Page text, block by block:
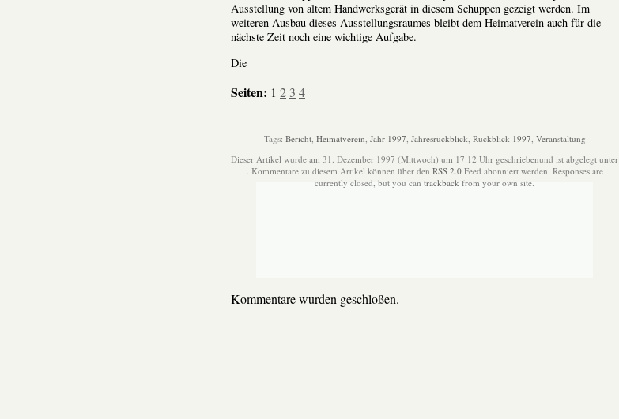
Ausstellung von altem Handwerksgerät in diesem Schuppen gezeigt werden. Im
weiteren Ausbau dieses Ausstellungsraumes bleibt dem Heimatverein auch für die
nächste Zeit noch eine wichtige Aufgabe.
Die
Seiten: 1 2 3 4
Tags: Bericht, Heimatverein Jahr 1997 Jahresrückblick Rückblick 1997 Veranstaltung
Dieser Artikel wurde am 31. Dezember 1997 (Mittwoch) um 17:12 Uhr geschriebenund ist abgelegt unter
. Kommentare zu diesem Artikel können über den RSS 2.0Feed abonniert werden. Responses are
currently closed, but you can trackback from your own site.
Kommentare wurden geschloßen.